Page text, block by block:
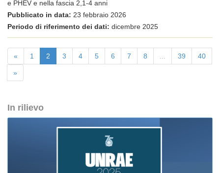
e PHEV e nella fascia 2,1-4 anni
Pubblicato in data: 23 febbraio 2026
Periodo di riferimento dei dati: dicembre 2025
« 1 2 3 4 5 6 7 8 39 40
»
In rilievo